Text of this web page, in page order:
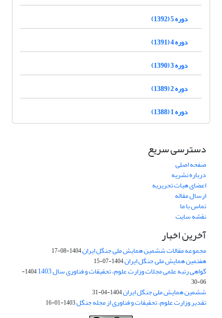
دوره 5 (1392)
دوره 4 (1391)
دوره 3 (1390)
دوره 2 (1389)
دوره 1 (1388)
دسترسی سریع
صفحه اصلی
درباره نشریه
اعضای هیات تحریریه
ارسال مقاله
تماس با ما
نقشه سایت
آخرین اخبار
مجموعه مقالات ششمین همایش ملی جنگل ایران1404-08-17
هفتمین همایش ملی جنگل ایران1404-07-15
گواهی رتبه علمی مجلات وزارت علوم، تحقیقات و فناوری سال 1403
1404-
06-30
ششمین همایش ملی جنگل ایران1404-04-31
تقدیر وزارت علوم، تحقیقات و فناوری از مجله جنگل1403-01-16